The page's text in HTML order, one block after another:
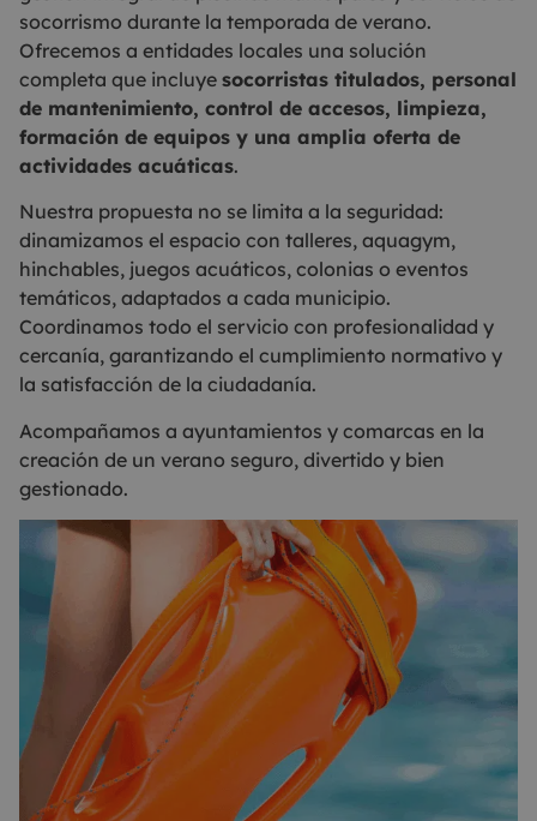
socorrismo durante la temporada de verano.
Ofrecemos a entidades locales una solución
completa que incluye socorristas titulados, personal
de mantenimiento, control de accesos, limpieza,
formación de equipos y una amplia oferta de
actividades acuáticas.
Nuestra propuesta no se limita a la seguridad:
dinamizamos el espacio con talleres, aquagym,
hinchables, juegos acuáticos, colonias o eventos
temáticos, adaptados a cada municipio.
Coordinamos todo el servicio con profesionalidad y
cercanía, garantizando el cumplimiento normativo y
la satisfacción de la ciudadanía.
Acompañamos a ayuntamientos y comarcas en la
creación de un verano seguro, divertido y bien
gestionado.